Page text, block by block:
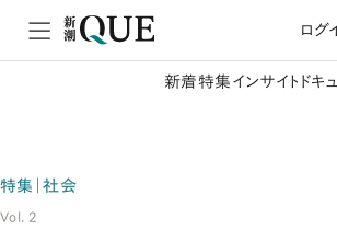
ログ
新着特集 インサイト ドキ
特集｜社会
Vol. 2